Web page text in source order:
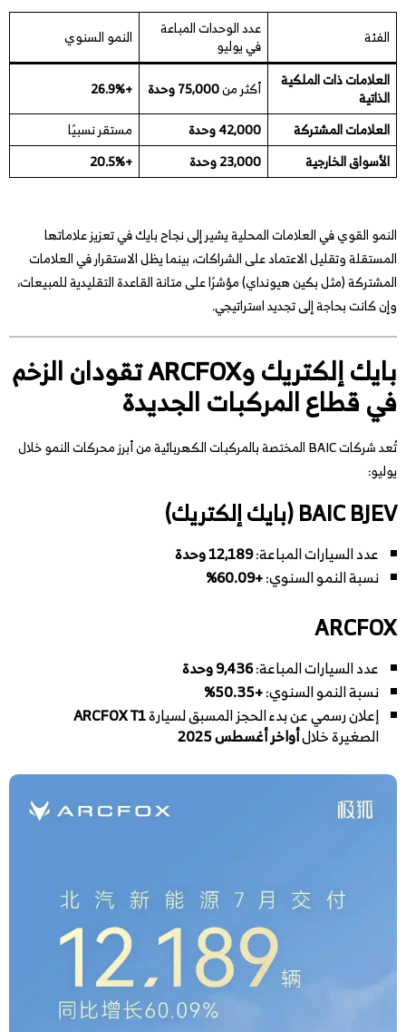
الفئة
عدد الوحدات المباعة
في يوليو
النمو السنوي
العلامات ذات الملكية
الذاتية
أكثر من75,000 وحدة
+26.9%
العلامات المشتركة
42,000 وحدة
مستقر نسبيًا
الأسواق الخارجية
23,000 وحدة +20.5%
النمو القوي في العلامات المحلية يشير إلى نجاح بايك في تعزيز علاماتها
المستقلة وتقليل الاعتماد على الشراكات، بينما يظل الاستقرار في العلامات
المشتركة (مثل بكين هيونداي) مؤشرًا على متانة القاعدة التقليدية للمبيعات،
وإن كانت بحاجة إلى تجديد استراتيجي.
بايك إلكتريك وARCFOX تقودان الزخم
في قطاع المركبات الجديدة
تُعد شركات BAIC المختصة بالمركبات الكهربائية من أبرز محركات النمو خلال
يوليو:
BAIC BJEV (بايك إلكتريك)
عدد السيارات المباعة:12,189 وحدة
نسبة النمو السنوي:+60.09%
ARCFOX
عدد السيارات المباعة:9,436 وحدة
نسبة النمو السنوي:+50.35%
إعلان رسمي عن بدء الحجز المسبق لسيارةARCFOX T1
الصغيرة خلالأواخر أغسطس 2025